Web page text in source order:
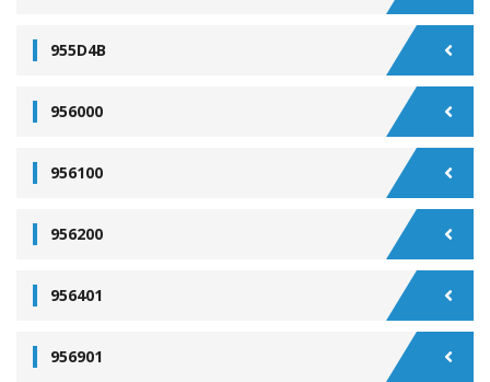
955D4B
956000
956100
956200
956401
956901